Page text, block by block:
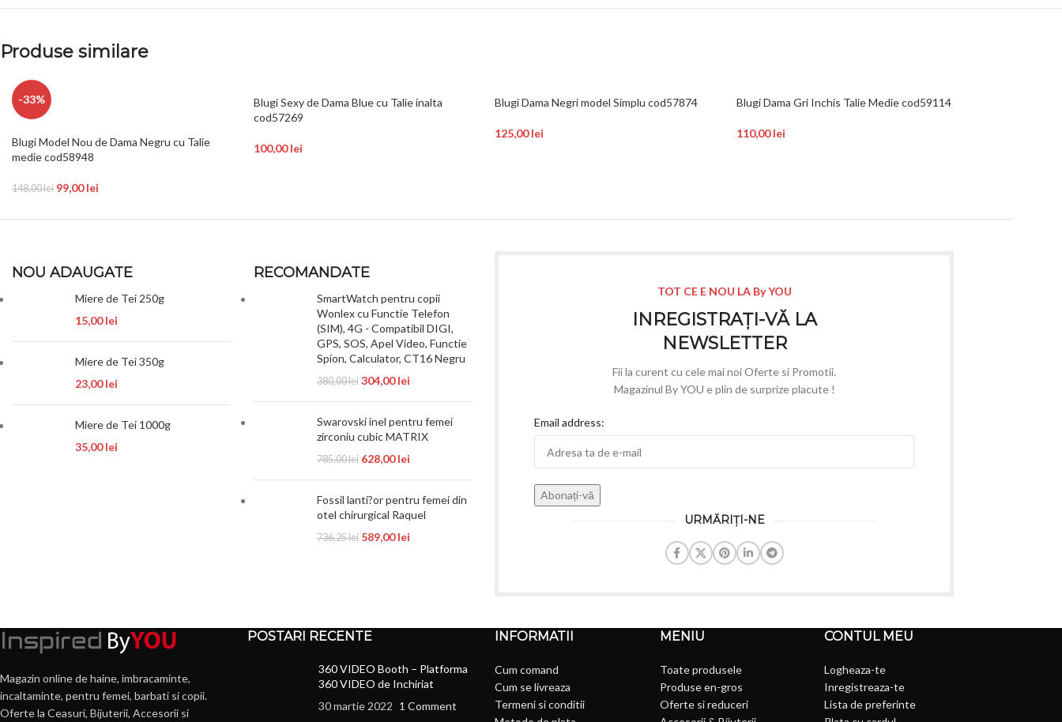
Produse similare
-33%
Blugi Model Nou de Dama Negru cu Talie
medie cod58948
148,00lei 99,00lei
Blugi Sexy de Dama Blue cu Talie inalta
cod57269
100,00lei
Blugi Dama Negri model Simplu cod57874
125,00lei
Blugi Dama Gri Inchis Talie Medie cod59114
110,00lei
NOU ADAUGATE
Miere de Tei 250g
15,00lei
Miere de Tei 350g
23,00lei
Miere de Tei 1000g
35,00lei
RECOMANDATE
SmartWatch pentru copii
Wonlex cu Functie Telefon
(SIM), 4G - Compatibil DIGI,
GPS, SOS, Apel Video, Functie
Spion, Calculator, CT16 Negru
380,00lei 304,00lei
Swarovski inel pentru femei
zirconiu cubic MATRIX
785,00lei 628,00lei
Fossil lanti?or pentru femei din
otel chirurgical Raquel
736,25lei 589,00lei
TOT CE E NOU LA By YOU
INREGISTRAȚI-VĂ LA
NEWSLETTER
Fii la curent cu cele mai noi Oferte si Promotii.
Magazinul By YOU e plin de surprize placute !
Email address:
URMĂRIȚI-NE
Magazin online de haine, imbracaminte,
incaltaminte, pentru femei, barbati si copii.
Oferte la Ceasuri, Bijuterii, Accesorii si
POSTARI RECENTE
360 VIDEO Booth – Platforma
360 VIDEO de Inchiriat
30 martie 2022 1 Comment
INFORMATII
Cum comand
Cum se livreaza
Termeni si conditii
MENIU
Toate produsele
Produse en-gros
Oferte si reduceri
CONTUL MEU
Logheaza-te
Inregistreaza-te
Lista de preferinte